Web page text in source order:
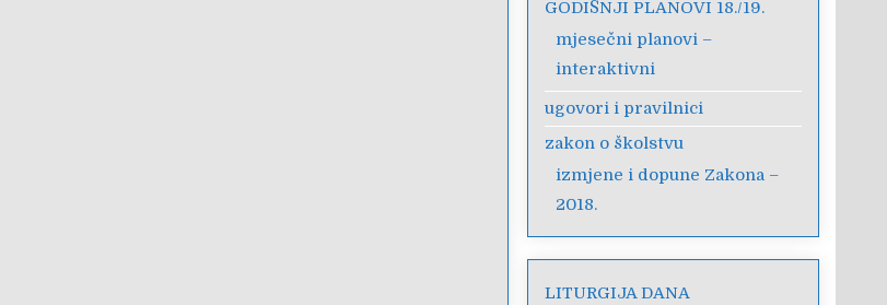
GODIŠNJI PLANOVI 18./19.
mjesečni planovi –
interaktivni
ugovori i pravilnici
zakon o školstvu
izmjene i dopune Zakona –
2018.
LITURGIJA DANA